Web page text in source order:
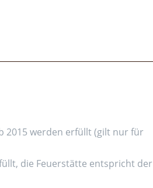
2015 werden erfüllt (gilt nur für
die Feuerstätte entspricht der